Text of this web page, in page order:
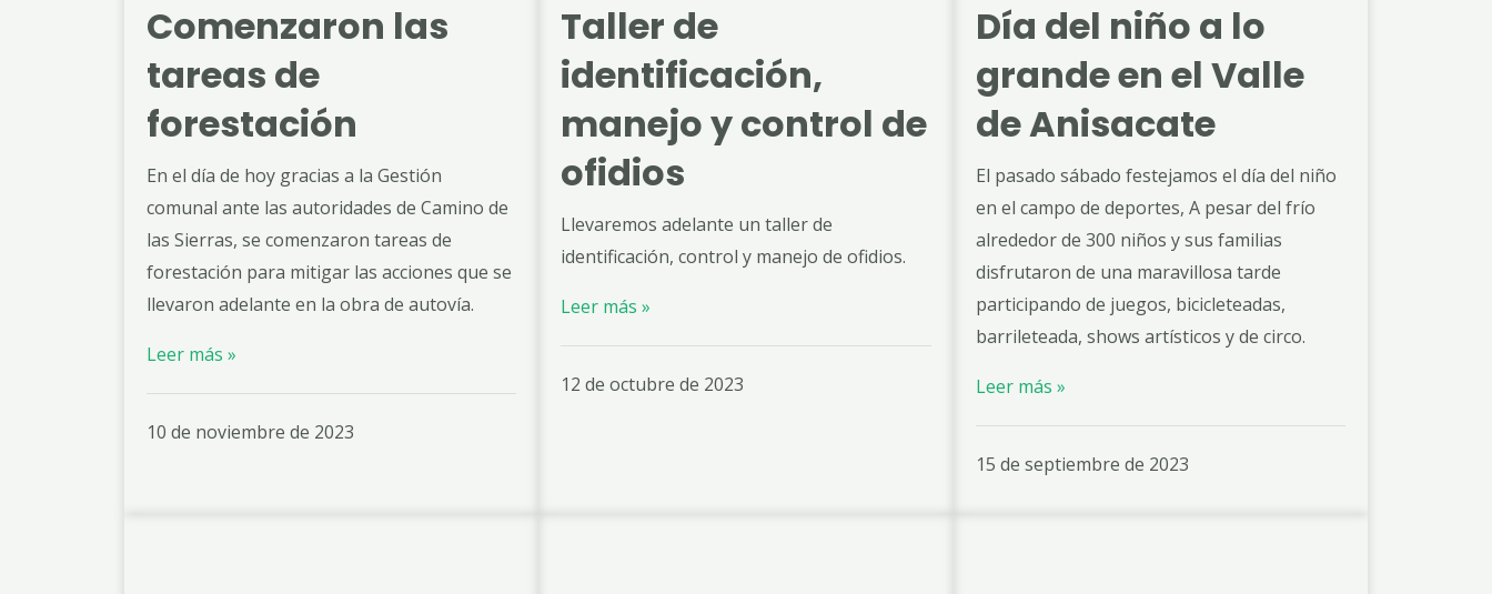
Comenzaron las
tareas de
forestación
En el día de hoy gracias a la Gestión
comunal ante las autoridades de Camino de
las Sierras, se comenzaron tareas de
forestación para mitigar las acciones que se
llevaron adelante en la obra de autovía.
Leer más »
10 de noviembre de 2023
Taller de
identificación,
manejo y control de
ofidios
Llevaremos adelante un taller de
identificación, control y manejo de ofidios.
Leer más »
12 de octubre de 2023
Día del niño a lo
grande en el Valle
de Anisacate
El pasado sábado festejamos el día del niño
en el campo de deportes, A pesar del frío
alrededor de 300 niños y sus familias
disfrutaron de una maravillosa tarde
participando de juegos, bicicleteadas,
barrileteada, shows artísticos y de circo.
Leer más »
15 de septiembre de 2023